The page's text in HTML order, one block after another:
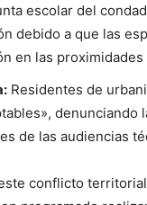
escolar del
debido a que las
en las
Residentes de
de las audiencias
conflicto